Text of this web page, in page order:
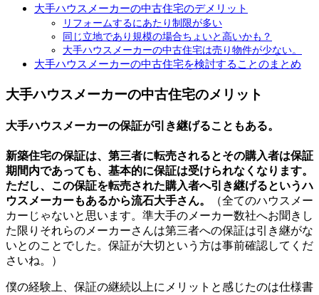
大手ハウスメーカーの中古住宅のデメリット
リフォームするにあたり制限が多い
同じ立地であり規模の場合ちょいと高いかも？
大手ハウスメーカーの中古住宅は売り物件が少ない。
大手ハウスメーカーの中古住宅を検討することのまとめ
大手ハウスメーカーの中古住宅のメリット
大手ハウスメーカーの保証が引き継げることもある。
新築住宅の保証は、第三者に転売されるとその購入者は保証
期間内であっても、基本的に保証は受けられなくなります。
ただし、この保証を転売された購入者へ引き継げるというハ
ウスメーカーもあるから流石大手さん。
（全てのハウスメー
カーじゃないと思います。準大手のメーカー数社へお聞きし
た限りそれらのメーカーさんは第三者への保証は引き継がな
いとのことでした。保証が大切という方は事前確認してくだ
さいね。）
僕の経験上、保証の継続以上にメリットと感じたのは仕様書